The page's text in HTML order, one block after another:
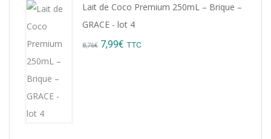
Lait de Coco Premium 250mL – Brique –
GRACE - lot 4
8,76€ Original
7,99€ Current
TTC